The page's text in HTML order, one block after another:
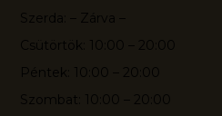
Szerda: – Zárva –
Csütörtök: 10:00 – 20:00
Péntek: 10:00 – 20:00
Szombat: 10:00 – 20:00